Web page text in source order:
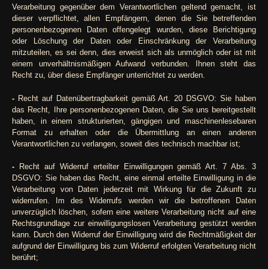
Verarbeitung gegenüber dem Verantwortlichen geltend gemacht, ist
dieser verpflichtet, allen Empfängern, denen die Sie betreffenden
personenbezogenen Daten offengelegt wurden, diese Berichtigung
oder Löschung der Daten oder Einschränkung der Verarbeitung
mitzuteilen, es sei denn, dies erweist sich als unmöglich oder ist mit
einem unverhältnismäßigen Aufwand verbunden. Ihnen steht das
Recht zu, über diese Empfänger unterrichtet zu werden.
- Recht auf Datenübertragbarkeit gemäß Art. 20 DSGVO: Sie haben
das Recht, Ihre personenbezogenen Daten, die Sie uns bereitgestellt
haben, in einem strukturierten, gängigen und maschinenlesebaren
Format zu erhalten oder die Übermittlung an einen anderen
Verantwortlichen zu verlangen, soweit dies technisch machbar ist;
- Recht auf Widerruf erteilter Einwilligungen gemäß Art. 7 Abs. 3
DSGVO: Sie haben das Recht, eine einmal erteilte Einwilligung in die
Verarbeitung von Daten jederzeit mit Wirkung für die Zukunft zu
widerrufen. Im des Widerrufs werden wir die betroffenen Daten
unverzüglich löschen, sofern eine weitere Verarbeitung nicht auf eine
Rechtsgrundlage zur einwilligungslosen Verarbeitung gestützt werden
kann. Durch den Widerruf der Einwilligung wird die Rechtmäßigkeit der
aufgrund der Einwilligung bis zum Widerruf erfolgten Verarbeitung nicht
berührt;